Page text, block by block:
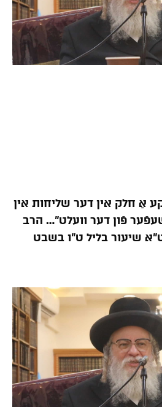
אַ חלק אין דער שליחות אין
פֿון דער וועלט”… הרב
שיעור בליל ט”ו בשבט